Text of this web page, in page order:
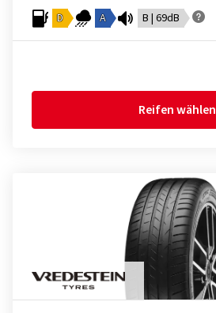
D A B | 69dB
Reifen wählen